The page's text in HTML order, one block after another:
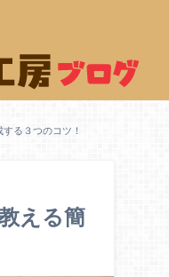
る３つのコツ！
える簡